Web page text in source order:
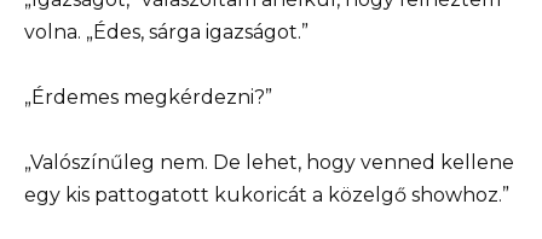
volna. „Édes, sárga igazságot.”
„Érdemes megkérdezni?”
„Valószínűleg nem. De lehet, hogy venned kellene
egy kis pattogatott kukoricát a közelgő showhoz.”